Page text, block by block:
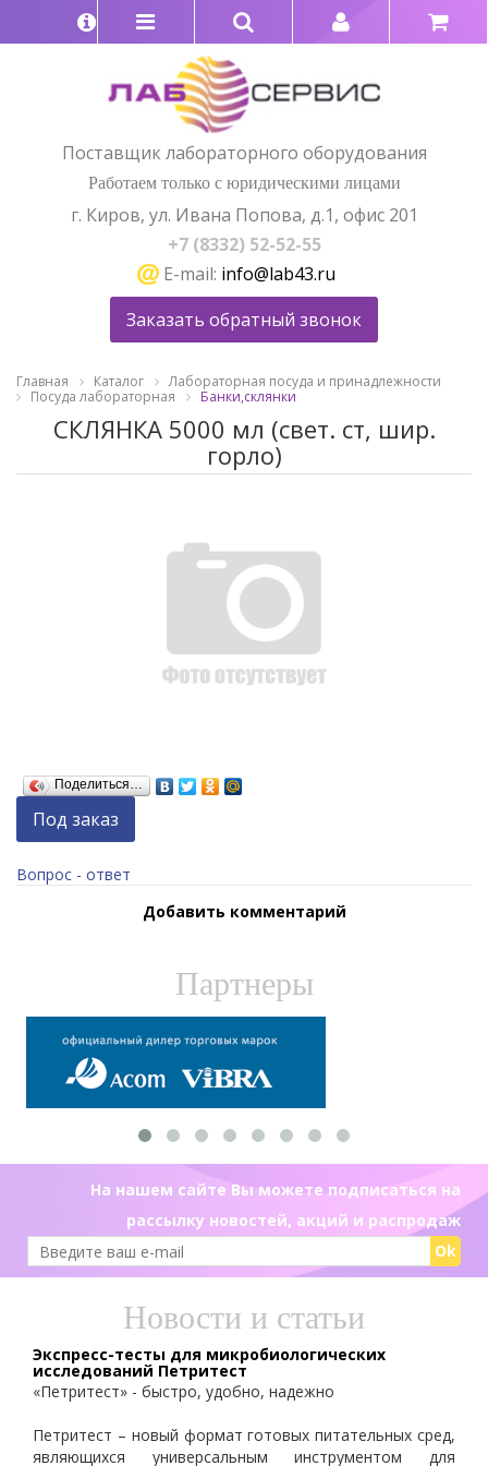
Поставщик лабораторного оборудования
Работаем только с юридическими лицами
г. Киров, ул. Ивана Попова, д.1, офис 201
+7 (8332) 52-52-55
E-mail: info@lab43.ru
Заказать обратный звонок
Главная Каталог
Лабораторная посуда и принадлежности
Посуда лабораторная
Банки,склянки
СКЛЯНКА 5000 мл (свет. ст, шир.
горло)
Поделиться…
Под заказ
Вопрос - ответ
Добавить комментарий
Партнеры
На нашем сайте Вы можете подписаться на
рассылку новостей, акций и распродаж
Ok
Новости и статьи
Экспресс-тесты для микробиологических
исследований Петритест
«Петритест» - быстро, удобно, надежно
Петритест – новый формат готовых питательных сред,
являющихся универсальным инструментом для